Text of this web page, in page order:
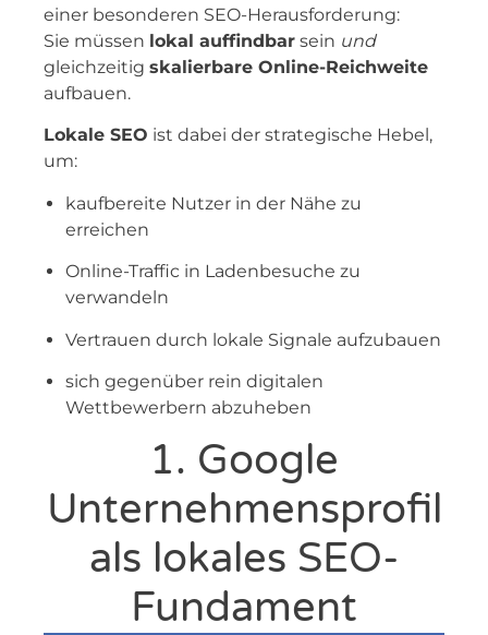
einer besonderen SEO-Herausforderung:
Sie müssen lokal auffindbar sein und
gleichzeitig skalierbare Online-Reichweite
aufbauen.
Lokale SEO ist dabei der strategische Hebel,
um:
kaufbereite Nutzer in der Nähe zu
erreichen
Online-Traffic in Ladenbesuche zu
verwandeln
Vertrauen durch lokale Signale aufzubauen
sich gegenüber rein digitalen
Wettbewerbern abzuheben
1. Google
Unternehmensprofil
als lokales SEO-
Fundament